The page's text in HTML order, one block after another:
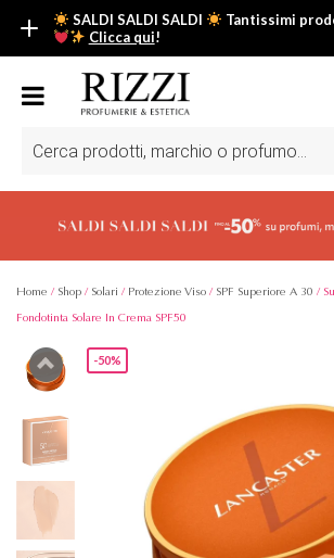
SALDI SALDI SALDI
Tantissimi
Clicca qui!
SALDI SALDI SALDI
Fino al -50% su tantissimi prodotti beauty
Scopri tutti i prodotti in super saldo!Clicca qui
prodotti
Home / Shop / Solari / Protezione Viso / SPF Superiore A 30 /
Fondotinta Solare In Crema SPF50
-50%